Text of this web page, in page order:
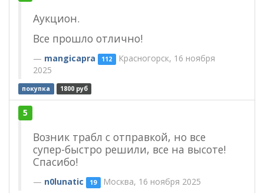
Аукцион.
Все прошло отлично!
mangicapra 112 Красногорск, 16 ноября
2025
покупка 1800 руб
5
Возник трабл с отправкой, но все
супер-быстро решили, все на высоте!
Спасибо!
n0lunatic 19 Москва, 16 ноября 2025